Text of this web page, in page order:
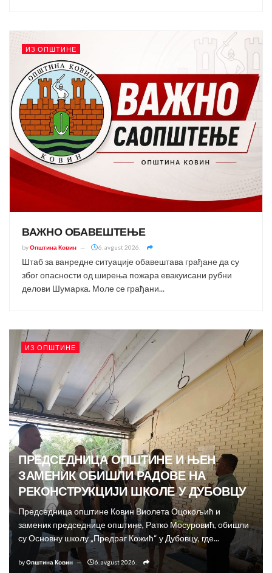
ИЗ ОПШТИНЕ
ВАЖНО ОБАВЕШТЕЊЕ
byОпштина Ковин 6. avgust 2026.
Штаб за ванредне ситуације обавештава грађане да су
због опасности од ширења пожара евакуисани рубни
делови Шумарка. Моле се грађани...
ИЗ ОПШТИНЕ
ПРЕДСЕДНИЦА ОПШТИНЕ И ЊЕН
ЗАМЕНИК ОБИШЛИ РАДОВЕ НА
РЕКОНСТРУКЦИЈИ ШКОЛЕ У ДУБОВЦУ
Председница општине Ковин Виолета Оцокољић и
заменик председнице општине, Ратко Мосуровић, обишли
су Основну школу „Предраг Кожић“ у Дубовцу, где...
byОпштина Ковин 6. avgust 2026.